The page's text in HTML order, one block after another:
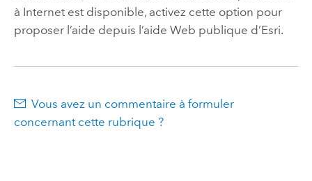
à Internet est disponible, activez cette option pour
proposer l’aide depuis l’aide Web publique d’Esri.
Vous avez un commentaire à formuler
concernant cette rubrique ?